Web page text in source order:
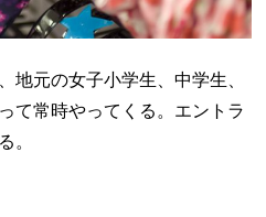
地元の女子小学生、中学生、
て常時やってくる。エントラ
。